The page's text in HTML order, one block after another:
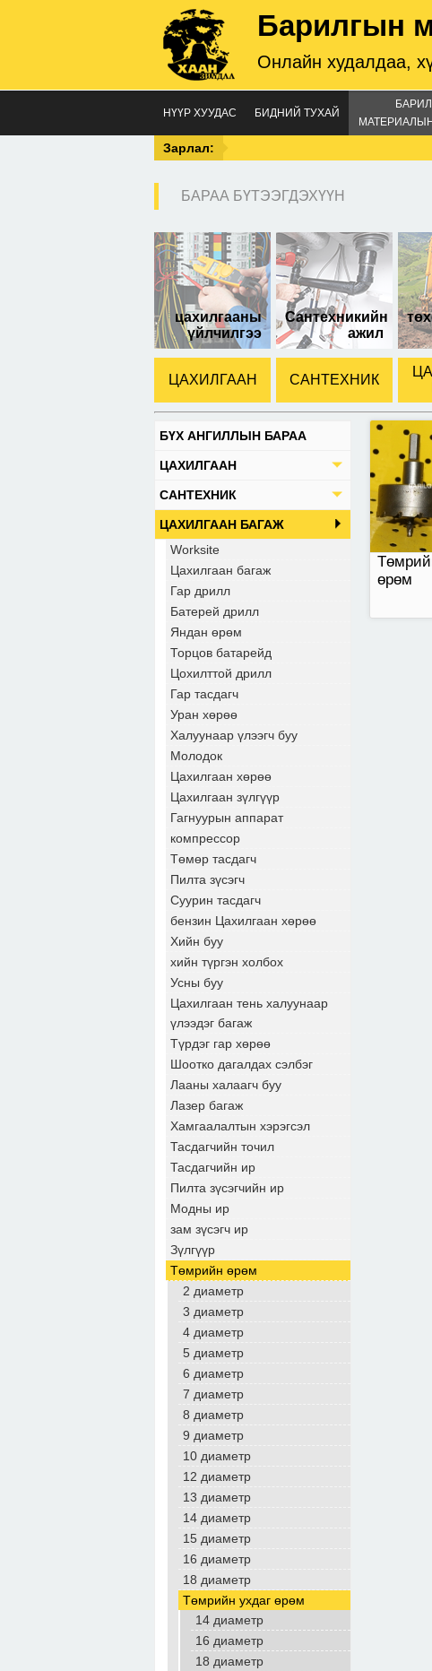
Барилгын
Онлайн худалдаа,
НҮҮР ХУУДАС БИДНИЙ ТУХАЙ
Зарлал:
БАРАА БҮТЭЭГДЭХҮҮН
цахилгааны
үйлчилгээ
Сантехникийн
ажил
ЦАХИЛГААН САНТЕХНИК
БҮХ АНГИЛЛЫН БАРАА
ЦАХИЛГААН
САНТЕХНИК
ЦАХИЛГААН БАГАЖ
Worksite
Цахилгаан багаж
Гар дрилл
Батерей дрилл
Яндан өрөм
Торцов батарейд
Цохилттой дрилл
Гар тасдагч
Уран хөрөө
Халуунаар үлээгч буу
Молодок
Цахилгаан хөрөө
Цахилгаан зүлгүүр
Гагнуурын аппарат
компрессор
Төмөр тасдагч
Пилта зүсэгч
Суурин тасдагч
бензин Цахилгаан хөрөө
Хийн буу
хийн түргэн холбох
Усны буу
Цахилгаан тень халуунаар
үлээдэг багаж
Түрдэг гар хөрөө
Шоотко дагалдах сэлбэг
Лааны халаагч буу
Лазер багаж
Хамгаалалтын хэрэгсэл
Тасдагчийн точил
Тасдагчийн ир
Пилта зүсэгчийн ир
Модны ир
зам зүсэгч ир
Зүлгүүр
Төмрийн өрөм
2 диаметр
3 диаметр
4 диаметр
5 диаметр
6 диаметр
7 диаметр
8 диаметр
9 диаметр
10 диаметр
12 диаметр
13 диаметр
14 диаметр
15 диаметр
16 диаметр
18 диаметр
Төмрийн ухдаг өрөм
14 диаметр
16 диаметр
18 диаметр
өрөм
60